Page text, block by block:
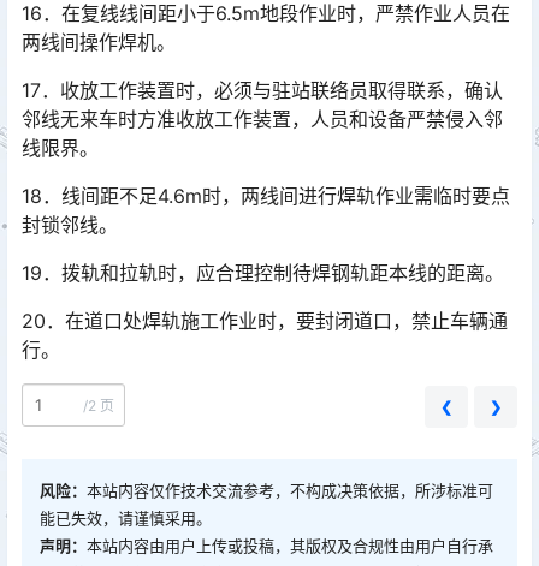
16．在复线线间距小于6.5m地段作业时，严禁作业人员在
两线间操作焊机。
17．收放工作装置时，必须与驻站联络员取得联系，确认
邻线无来车时方准收放工作装置，人员和设备严禁侵入邻
线限界。
18．线间距不足4.6m时，两线间进行焊轨作业需临时要点
封锁邻线。
19．拨轨和拉轨时，应合理控制待焊钢轨距本线的距离。
20．在道口处焊轨施工作业时，要封闭道口，禁止车辆通
行。
/2 页 ❮ ❯
风险： 本站内容仅作技术交流参考，不构成决策依据，所涉标准可
能已失效，请谨慎采用。
声明： 本站内容由用户上传或投稿，其版权及合规性由用户自行承